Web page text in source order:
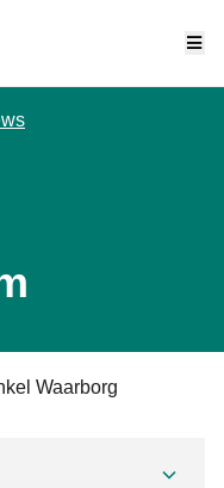
Waarborg